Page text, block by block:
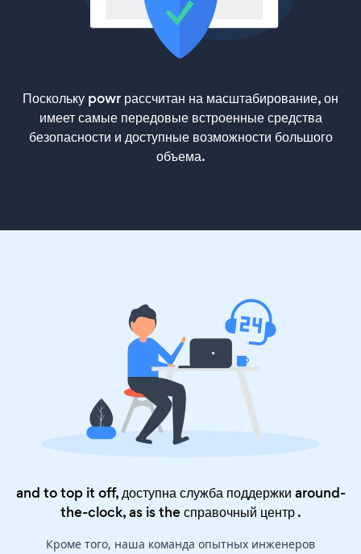
Поскольку powr рассчитан на масштабирование, он
имеет самые передовые встроенные средства
безопасности и доступные возможности большого
объема.
and to top it off, доступна служба поддержки around-
the-clock, as is theсправочный центр.
Кроме того, наша команда опытных инженеров